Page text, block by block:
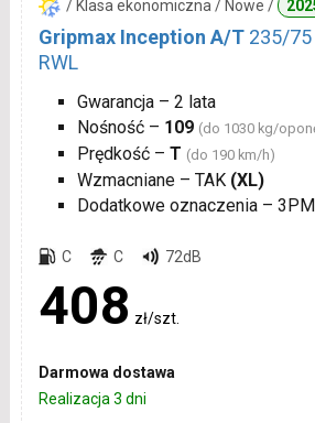
/ Klasa ekonomiczna / Nowe /
Gripmax Inception A/T 235/75
RWL
Gwarancja – 2 lata
Nośność – 109 (do 1030 kg/
Prędkość – T (do 190 km/h)
Wzmacniane – TAK (XL)
Dodatkowe oznaczenia –
C C 72dB
408 zł/szt.
Darmowa dostawa
Realizacja 3 dni